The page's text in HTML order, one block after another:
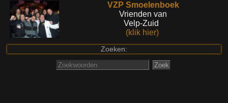
VZP Smoelenboek
Vrienden van
Velp-Zuid
(klik hier)
Zoeken: